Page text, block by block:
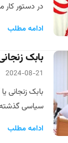
در دستور کار
ادامه مطلب
بابک
2024-08-21
بابک زنجانی
سیاسی گذشته
ادامه مطلب